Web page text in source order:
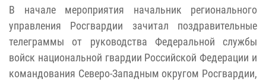
В начале мероприятия начальник регионального
управления Росгвардии зачитал поздравительные
телеграммы от руководства Федеральной службы
войск национальной гвардии Российской Федерации и
командования Северо-Западным округом Росгвардии,